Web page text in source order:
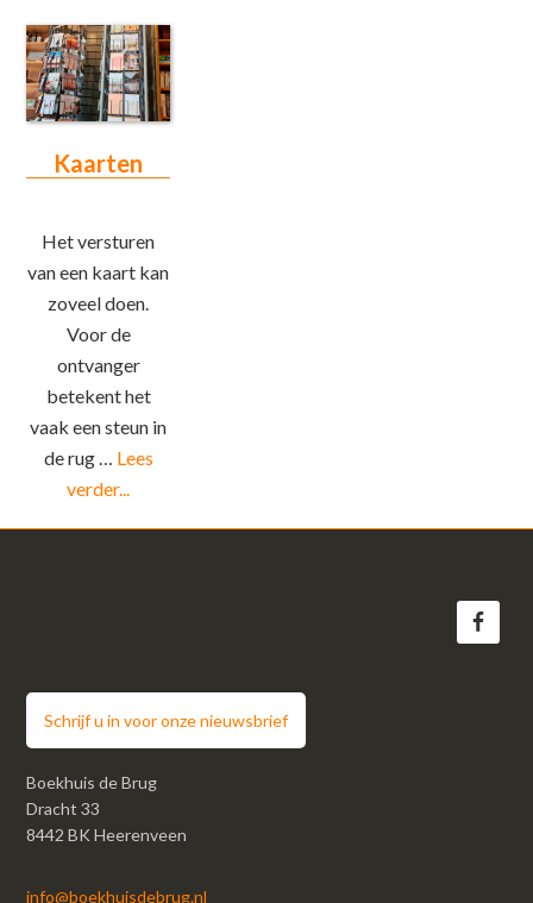
Kaarten
Het versturen
van een kaart kan
zoveel doen.
Voor de
ontvanger
betekent het
vaak een steun in
de rug … Lees
verder...
Schrijf u in voor onze nieuwsbrief
Boekhuis de Brug
Dracht 33
8442 BK Heerenveen
info@boekhuisdebrug.nl